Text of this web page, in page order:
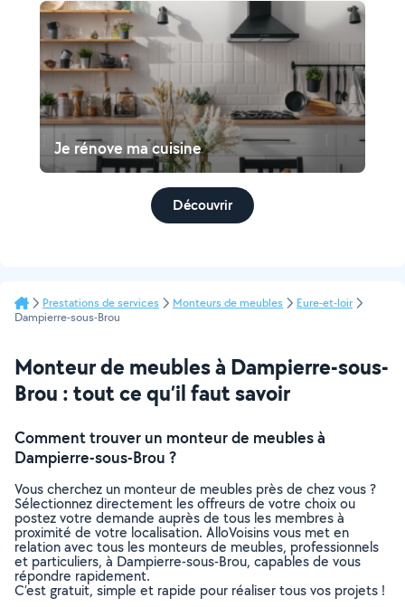
Je rénove ma cuisine
Découvrir
Prestations de services Monteurs de meubles
Eure-et-loir
Dampierre-sous-Brou
Monteur de meubles à Dampierre-sous-
Brou : tout ce qu’il faut savoir
Comment trouver un monteur de meubles à
Dampierre-sous-Brou ?
Vous cherchez un monteur de meubles près de chez vous ?
Sélectionnez directement les offreurs de votre choix ou
postez votre demande auprès de tous les membres à
proximité de votre localisation. AlloVoisins vous met en
relation avec tous les monteurs de meubles, professionnels
et particuliers, à Dampierre-sous-Brou, capables de vous
répondre rapidement.
C’est gratuit, simple et rapide pour réaliser tous vos projets !